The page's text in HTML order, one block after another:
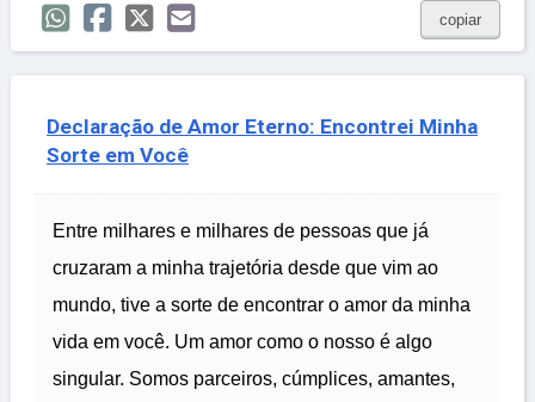
copiar
Declaração de Amor Eterno: Encontrei Minha
Sorte em Você
Entre milhares e milhares de pessoas que já
cruzaram a minha trajetória desde que vim ao
mundo, tive a sorte de encontrar o amor da minha
vida em você. Um amor como o nosso é algo
singular. Somos parceiros, cúmplices, amantes,